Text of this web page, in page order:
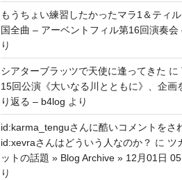
もうちょい練習したかったマラ1＆ティル
国全曲 – アーベントフィル第16回演奏会
り
シアターブラッツで天使に逢ってきた に
15回公演《大いなる川とともに》、企画
り返る – b4log より
id:karma_tenguさんに酷いコメントをさ
id:xevraさんはどういう人なのか？ に ツ
ットの話題 » Blog Archive » 12月01日
り